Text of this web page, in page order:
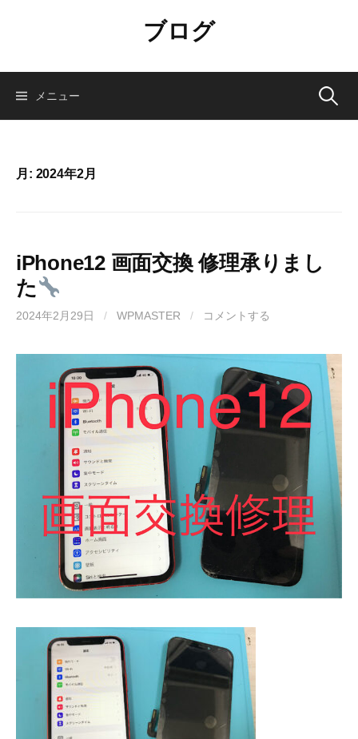
ン
ブログ
メニュー 検
月: 2024年2月
iPhone12 画面交換 修理承りまし
た
2024年2月29日 / WPMASTER / コメントする